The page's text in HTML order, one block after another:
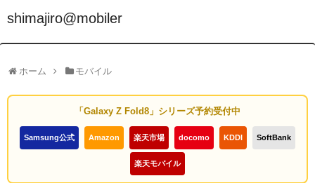
shimajiro@mobiler
ホーム モバイル
「Galaxy Z Fold8」シリーズ予約受付中
Samsung公式 Amazon 楽天市場 docomo KDDI SoftBank
楽天モバイル